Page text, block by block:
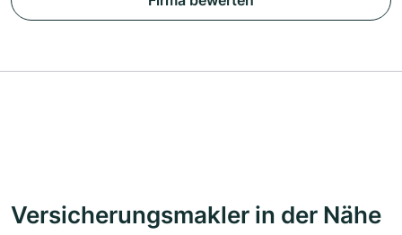
Versicherungsmakler in der Nähe